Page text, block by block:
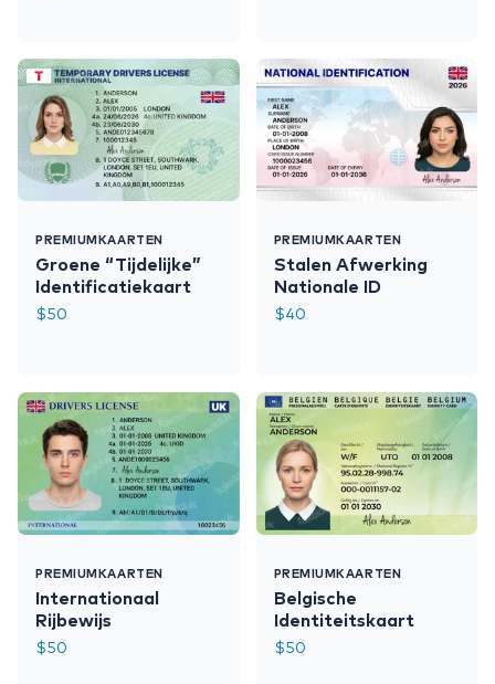
PREMIUMKAARTEN
Groene “Tijdelijke”
Identificatiekaart
$50
PREMIUMKAARTEN
Stalen Afwerking
Nationale ID
$40
PREMIUMKAARTEN
Internationaal
Rijbewijs
$50
PREMIUMKAARTEN
Belgische
Identiteitskaart
$50